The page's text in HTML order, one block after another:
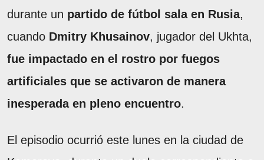
durante un partido de fútbol sala en Rusia,
cuando Dmitry Khusainov, jugador del Ukhta,
fue impactado en el rostro por fuegos
artificiales que se activaron de manera
inesperada en pleno encuentro.
El episodio ocurrió este lunes en la ciudad de